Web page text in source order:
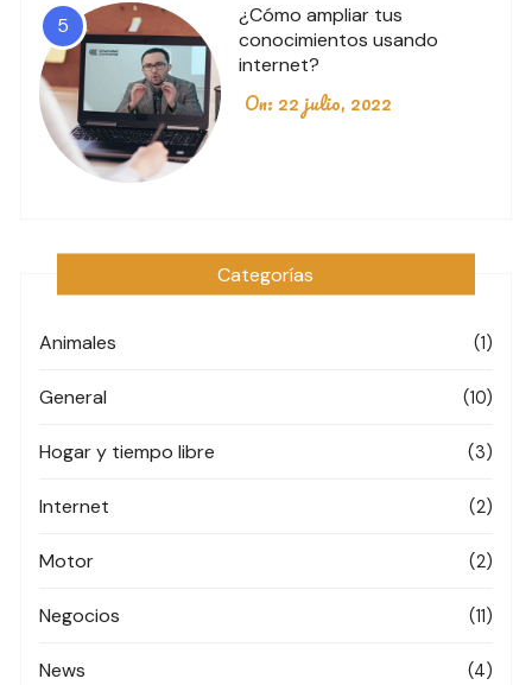
5
¿Cómo ampliar tus
conocimientos usando
internet?
On: 22 julio, 2022
Categorías
Animales (1)
General (10)
Hogar y tiempo libre (3)
Internet (2)
Motor (2)
Negocios (11)
News (4)